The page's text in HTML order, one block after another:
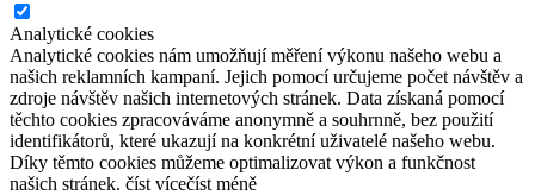
Analytické cookies
Analytické cookies nám umožňují měření výkonu našeho webu a
našich reklamních kampaní. Jejich pomocí určujeme počet návštěv a
zdroje návštěv našich internetových stránek. Data získaná pomocí
těchto cookies zpracováváme anonymně a souhrnně, bez použití
identifikátorů, které ukazují na konkrétní uživatelé našeho webu.
Díky těmto cookies můžeme optimalizovat výkon a funkčnost
našich stránek. číst vícečíst méně